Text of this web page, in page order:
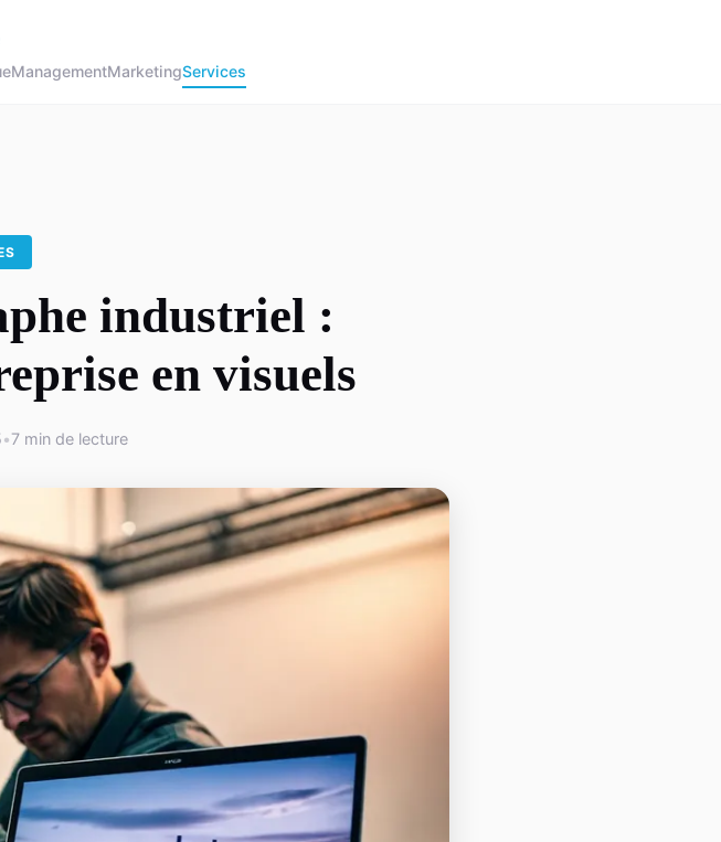
ManagementMarketingServices
industriel :
en visuels
•7 min de lecture